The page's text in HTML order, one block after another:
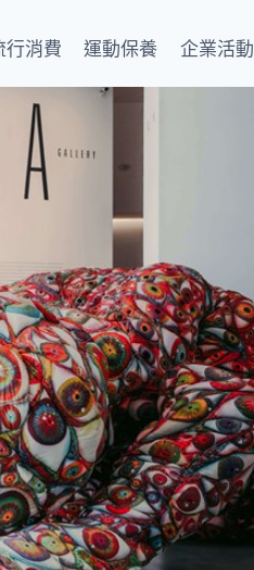
行消費 運動保養 企業活動